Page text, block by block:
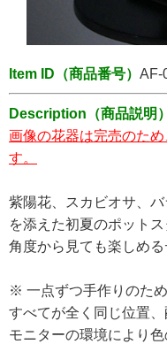
Item ID（商品番号） AF-
Description（商品説明）
画像の花器は完売のた
す。
紫陽花、スカビオサ、
を添えた初夏のポット
角度から見ても楽しめる
※ 一点ずつ手作りのた
すべてが全く同じ位置
モニターの環境により